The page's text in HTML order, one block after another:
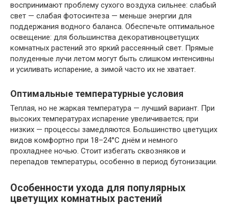
воспринимают проблему сухого воздуха сильнее: слабый
свет — слабая фотосинтеза — меньше энергии для
поддержания водного баланса. Обеспечьте оптимальное
освещение: для большинства декоративноцветущих
комнатных растений это яркий рассеянный свет. Прямые
полуденные лучи летом могут быть слишком интенсивны
и усиливать испарение, а зимой часто их не хватает.
Оптимальные температурные условия
Теплая, но не жаркая температура — лучший вариант. При
высоких температурах испарение увеличивается; при
низких — процессы замедляются. Большинство цветущих
видов комфортно при 18–24°C днём и немного
прохладнее ночью. Стоит избегать сквозняков и
перепадов температуры, особенно в период бутонизации.
Особенности ухода для популярных
цветущих комнатных растений